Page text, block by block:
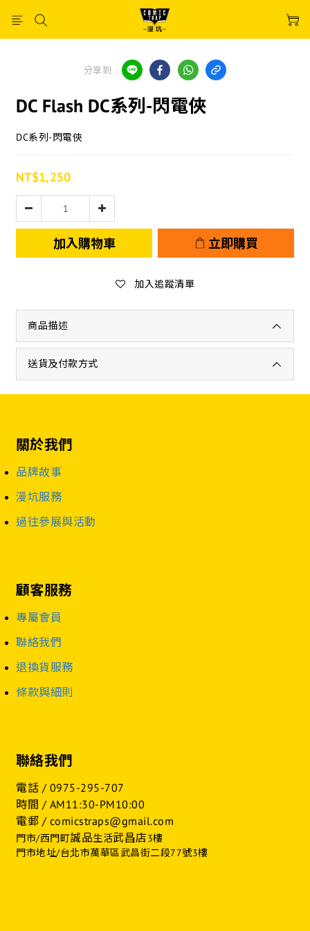
分享到
DC Flash DC系列-閃電俠
DC系列-閃電俠
NT$1,250
加入購物車 立即購買
加入追蹤清單
商品描述
送貨及付款方式
關於我們
品牌故事
漫坑服務
過往參展與活動
顧客服務
專屬會員
聯絡我們
退換貨服務
條款與細則
聯絡我們
電話 / 0975-295-707
時間 / AM11:30-PM10:00
電郵 / comicstraps@gmail.com
門市/西門町誠品生活武昌店3樓
門市地址/台北市萬華區武昌街二段77號3樓